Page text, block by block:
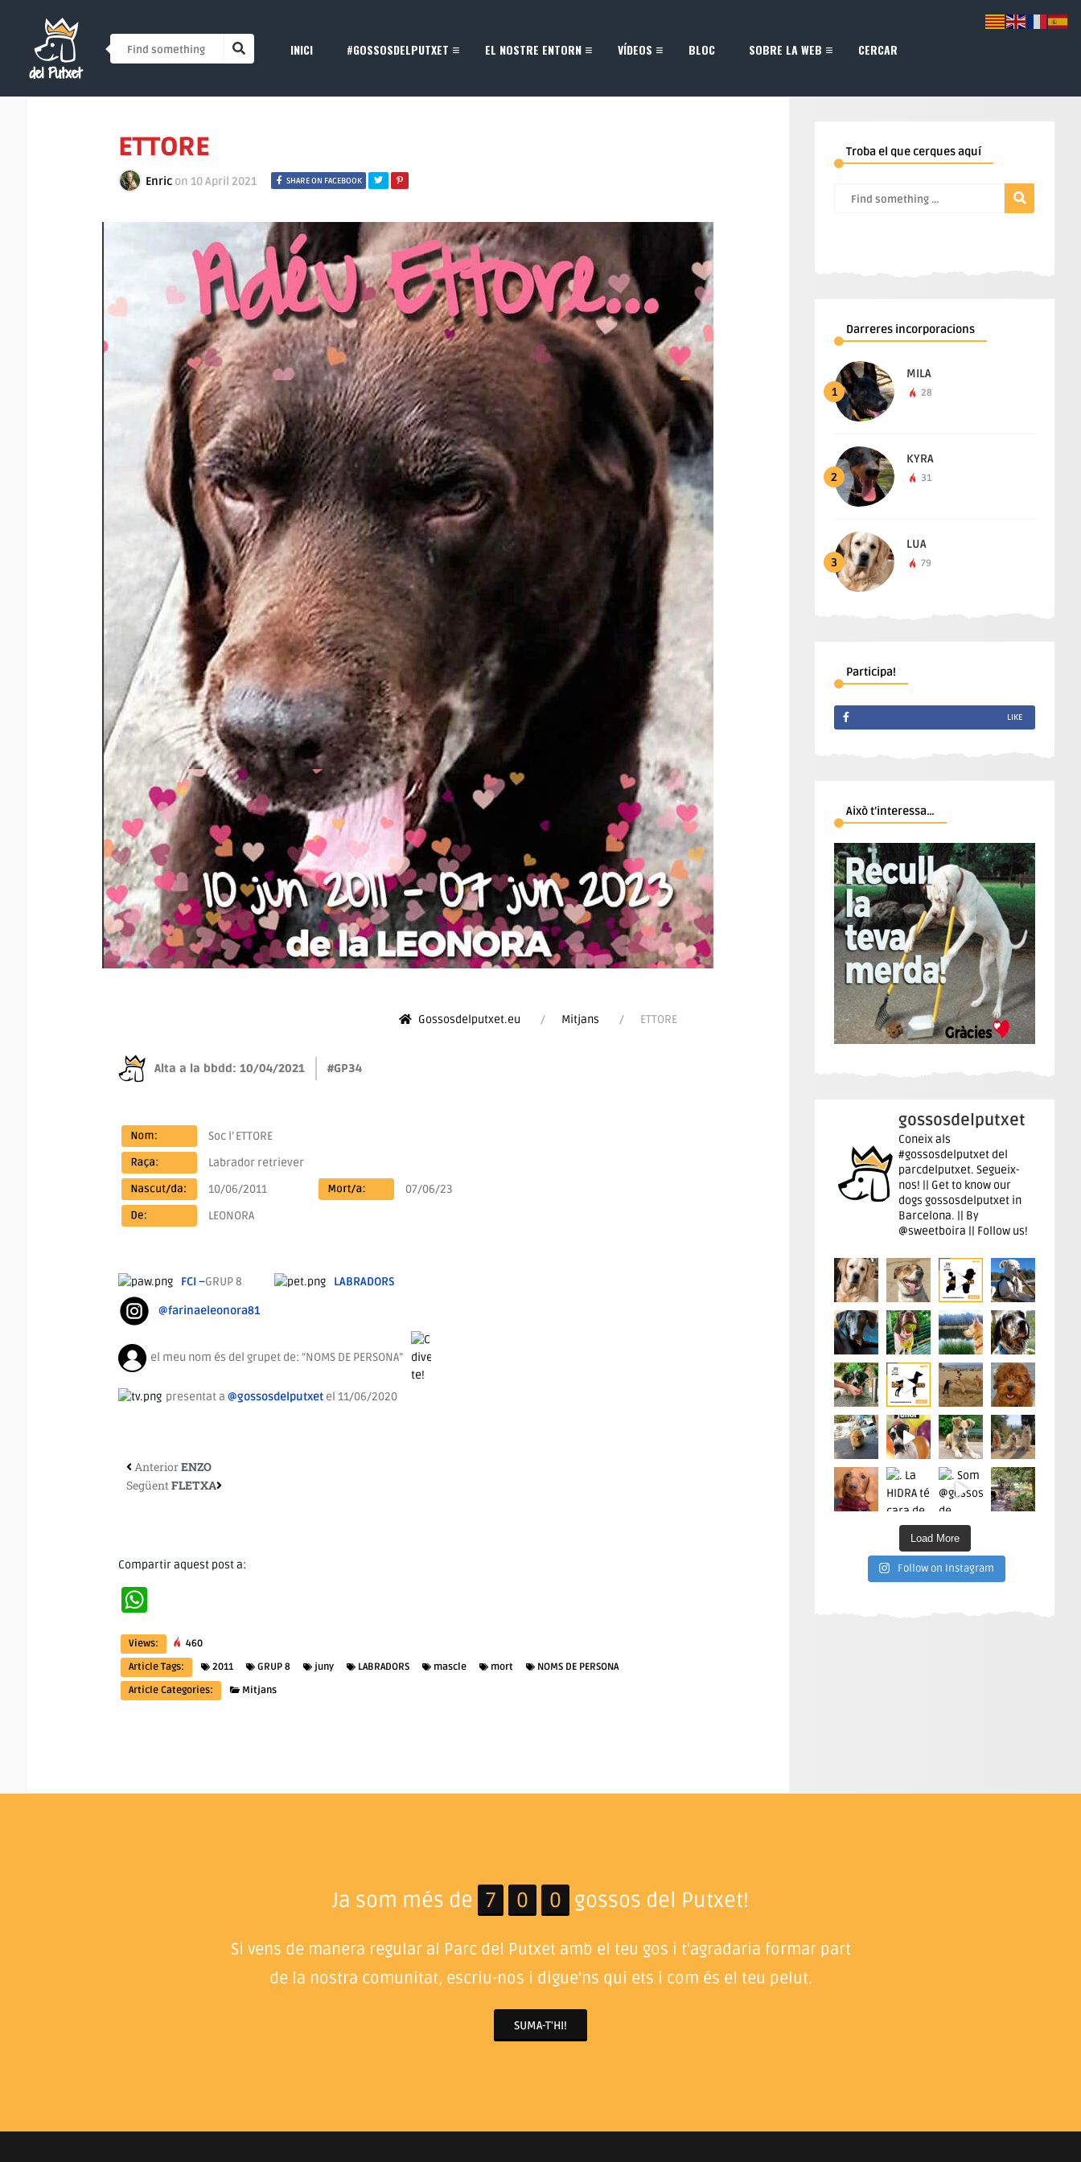
INICI #GOSSOSDELPUTXET EL NOSTRE ENTORN VÍDEOS BLOC SOBRE LA WEB CERCAR
ETTORE
Enric on 10 April 2021 SHARE ON FACEBOOK
Gossosdelputxet.eu Mitjans ETTORE
Alta a la bbdd: 10/04/2021 #GP34
Soc l’ETTORE
Labrador retriever
10/06/2011
07/06/23
LEONORA
FCI –GRUP 8 LABRADORS
@farinaeleonora81
el meu nom és del grupet de: “NOMS DE PERSONA”
presentat a @gossosdelputxet el 11/06/2020
AnteriorENZO
SegüentFLETXA
Compartir aquest post a:
Views:
460
Article Tags:
2011 GRUP 8 juny LABRADORS mascle mort
NOMS DE PERSONA
Article Categories:
Mitjans
Troba el que cerques aquí
Darreres incorporacions
1
MILA
28
2
KYRA
31
3
LUA
79
Participa!
LIKE
Això t’interessa…
gossosdelputxet
Coneix als
#gossosdelputxet del
parcdelputxet. Segueix-
nos! || Get to know our
dogs gossosdelputxet in
Barcelona. || By
@sweetboira || Follow us!
Load More
Follow on Instagram
Ja som més de 7 0 0 gossos del Putxet!
Si vens de manera regular al Parc del Putxet amb el teu gos i t'agradaria formar part
de la nostra comunitat, escriu-nos i digue'ns qui ets i com és el teu pelut.
SUMA-T'HI!